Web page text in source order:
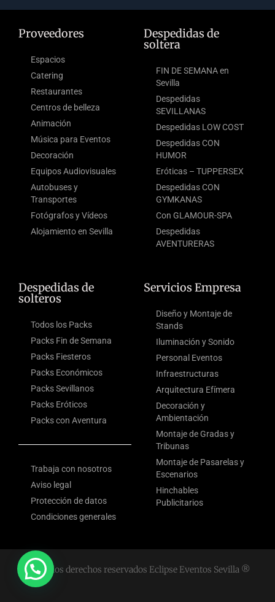
Proveedores
Espacios
Catering
Restaurantes
Centros de belleza
Animación
Música para Eventos
Decoración
Equipos Audiovisuales
Autobuses y
Transportes
Fotógrafos y Vídeos
Alojamiento en Sevilla
Despedidas de
soltera
FIN DE SEMANA en
Sevilla
Despedidas
SEVILLANAS
Despedidas LOW COST
Despedidas CON
HUMOR
Eróticas – TUPPERSEX
Despedidas CON
GYMKANAS
Con GLAMOUR-SPA
Despedidas
AVENTURERAS
Despedidas de
solteros
Todos los Packs
Packs Fin de Semana
Packs Fiesteros
Packs Económicos
Packs Sevillanos
Packs Eróticos
Packs con Aventura
Trabaja con nosotros
Aviso legal
Protección de datos
Condiciones generales
Servicios Empresa
Diseño y Montaje de
Stands
Iluminación y Sonido
Personal Eventos
Infraestructuras
Arquitectura Efímera
Decoración y
Ambientación
Montaje de Gradas y
Tribunas
Montaje de Pasarelas y
Escenarios
Hinchables
Publicitarios
Todos los derechos reservados Eclipse Eventos Sevilla ®